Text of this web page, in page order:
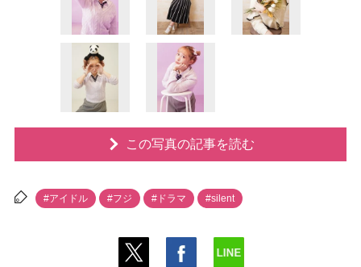
この写真の記事を読む
#アイドル #フジ #ドラマ #silent